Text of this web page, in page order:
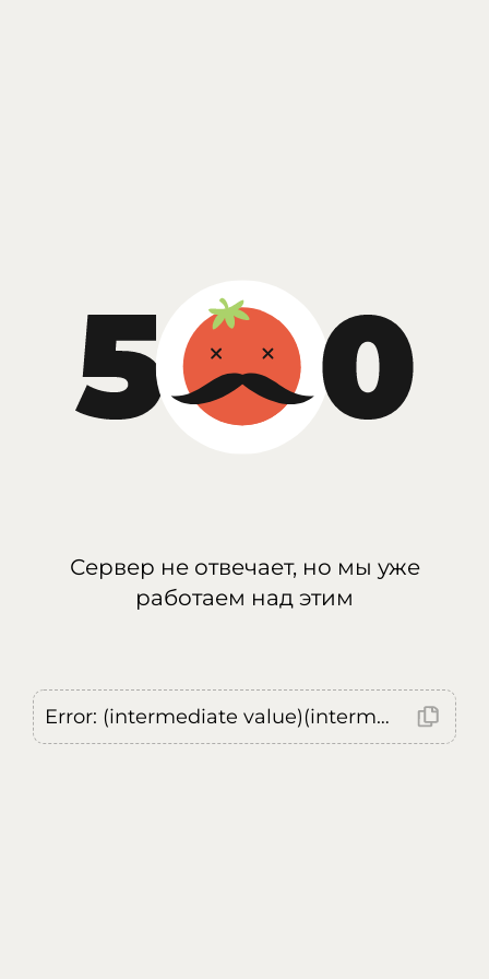
Сервер не отвечает, но мы уже
работаем над этим
Error: (intermediate value)(intermediate value)(intermediate value).replaceAll is not a function